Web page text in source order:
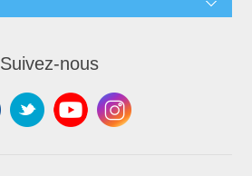
Suivez-nous